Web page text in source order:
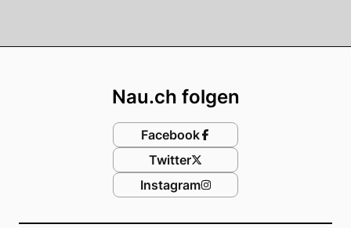
Nau.ch folgen
Facebook
Twitter
Instagram